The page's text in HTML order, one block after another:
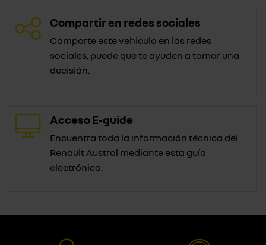
Compartir en redes sociales
Comparte este vehiculo en las redes
sociales, puede que te ayuden a tomar una
decisión.
Acceso E-guide
Encuentra toda la información técnica del
Renault Austral mediante esta guía
electrónica.